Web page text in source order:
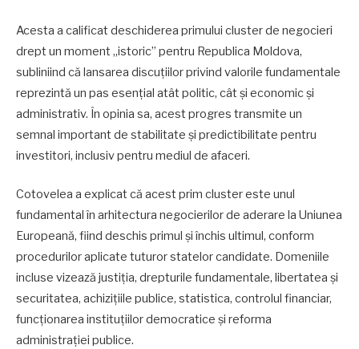
Acesta a calificat deschiderea primului cluster de negocieri
drept un moment „istoric” pentru Republica Moldova,
subliniind că lansarea discuțiilor privind valorile fundamentale
reprezintă un pas esențial atât politic, cât și economic și
administrativ. În opinia sa, acest progres transmite un
semnal important de stabilitate și predictibilitate pentru
investitori, inclusiv pentru mediul de afaceri.
Cotovelea a explicat că acest prim cluster este unul
fundamental în arhitectura negocierilor de aderare la Uniunea
Europeană, fiind deschis primul și închis ultimul, conform
procedurilor aplicate tuturor statelor candidate. Domeniile
incluse vizează justiția, drepturile fundamentale, libertatea și
securitatea, achizițiile publice, statistica, controlul financiar,
funcționarea instituțiilor democratice și reforma
administrației publice.